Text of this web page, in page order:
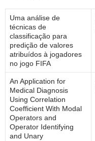
Uma análise de
técnicas de
classificação para
predição de valores
atribuídos à jogadores
no jogo FIFA
An Application for
Medical Diagnosis
Using Correlation
Coefficient With Modal
Operators and
Operator Identifying
and Unary